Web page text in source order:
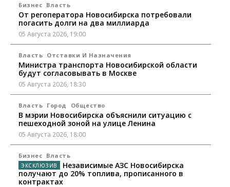
Бизнес Власть
От регоператора Новосибирска потребовали
погасить долги на два миллиарда
05 Августа 2026, 19:00
Власть Отставки И Назначения
Министра транспорта Новосибирской области
будут согласовывать в Москве
05 Августа 2026, 18:30
Власть Город Общество
В мэрии Новосибирска объяснили ситуацию с
пешеходной зоной на улице Ленина
05 Августа 2026, 18:00
Бизнес Власть
Независимые АЗС Новосибирска
получают до 20% топлива, прописанного в
контрактах